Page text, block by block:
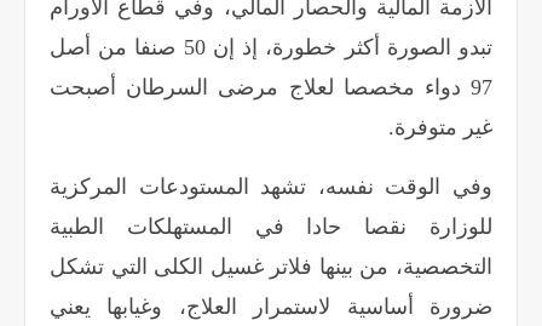
الأزمة المالية والحصار المالي، وفي قطاع الأورام
تبدو الصورة أكثر خطورة، إذ إن 50 صنفا من أصل
97 دواء مخصصا لعلاج مرضى السرطان أصبحت
غير متوفرة.
وفي الوقت نفسه، تشهد المستودعات المركزية
للوزارة نقصا حادا في المستهلكات الطبية
التخصصية، من بينها فلاتر غسيل الكلى التي تشكل
ضرورة أساسية لاستمرار العلاج، وغيابها يعني